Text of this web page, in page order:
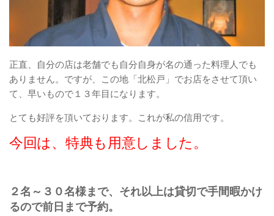
正直、自分の店は老舗でも自分自身が名の通った料理人でも
ありません。ですが、この地「北松戸」でお店をさせて頂い
て、早いもので１３年目になります。
とても好評を頂いております。これが私の信用です。
今回は、特典も用意しました。
２名～３０名様まで、それ以上は貸切で手間暇かけ
るので前日まで予約。